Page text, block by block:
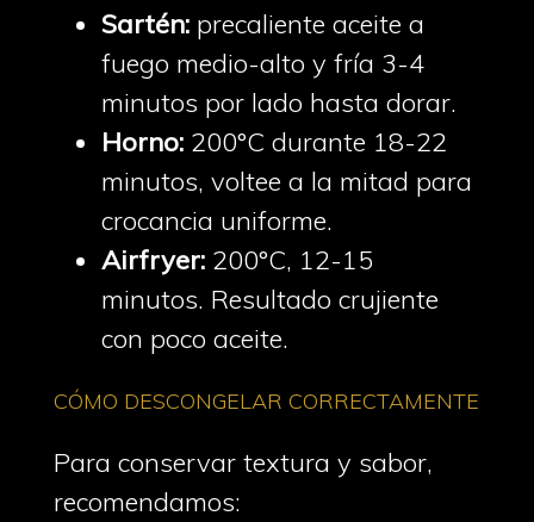
Sartén: precaliente aceite a
fuego medio-alto y fría 3-4
minutos por lado hasta dorar.
Horno: 200°C durante 18-22
minutos, voltee a la mitad para
crocancia uniforme.
Airfryer: 200°C, 12-15
minutos. Resultado crujiente
con poco aceite.
CÓMO DESCONGELAR CORRECTAMENTE
Para conservar textura y sabor,
recomendamos: